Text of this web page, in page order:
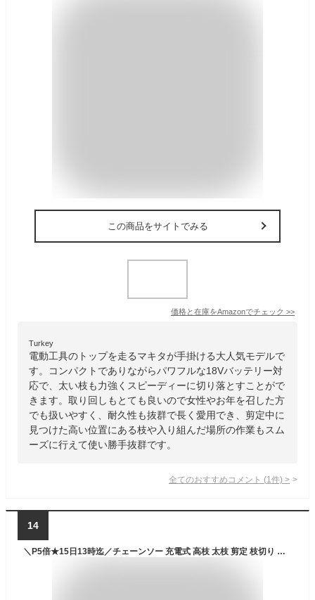
この商品をサイトでみる
価格と在庫をAmazonでチェック >>
Turkey
電動工具のトップを走るマキタが手掛ける大人気モデルで
す。コンパクトでありながらパワフルな18Vバッテリー対
応で、太い枝も力強くスピーディーに切り落とすことがで
きます。取り回しもとても良いので女性やお年を召した方
でも扱いやすく、耐久性も抜群で長く愛用でき、剪定中に
見つけた高い位置にある枝や入り組んだ場所の作業もスム
ーズに行えて使い勝手抜群です。
全てのおすすめコメント (1 件) >
14
＼P5倍★15日13時迄／チェーンソー 充電式 高枝 太枝 剪定 枝切り 伸縮ポール 1.46~2m 軽量 コードレス 18v 簡単操作 肩掛けストラップ 庭 園芸 電動のこぎり 充電式チェーンソー ポールチェーンソー アイリスオーヤマ JPC1518 *